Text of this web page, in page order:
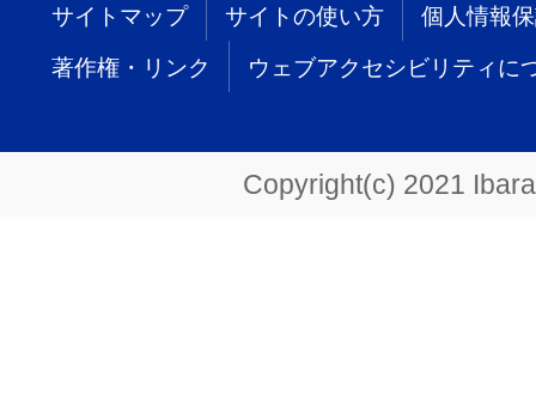
サイトマップ サイトの使い方 個人情報
著作権・リンク ウェブアクセシビリティに
Copyright(c) 2021